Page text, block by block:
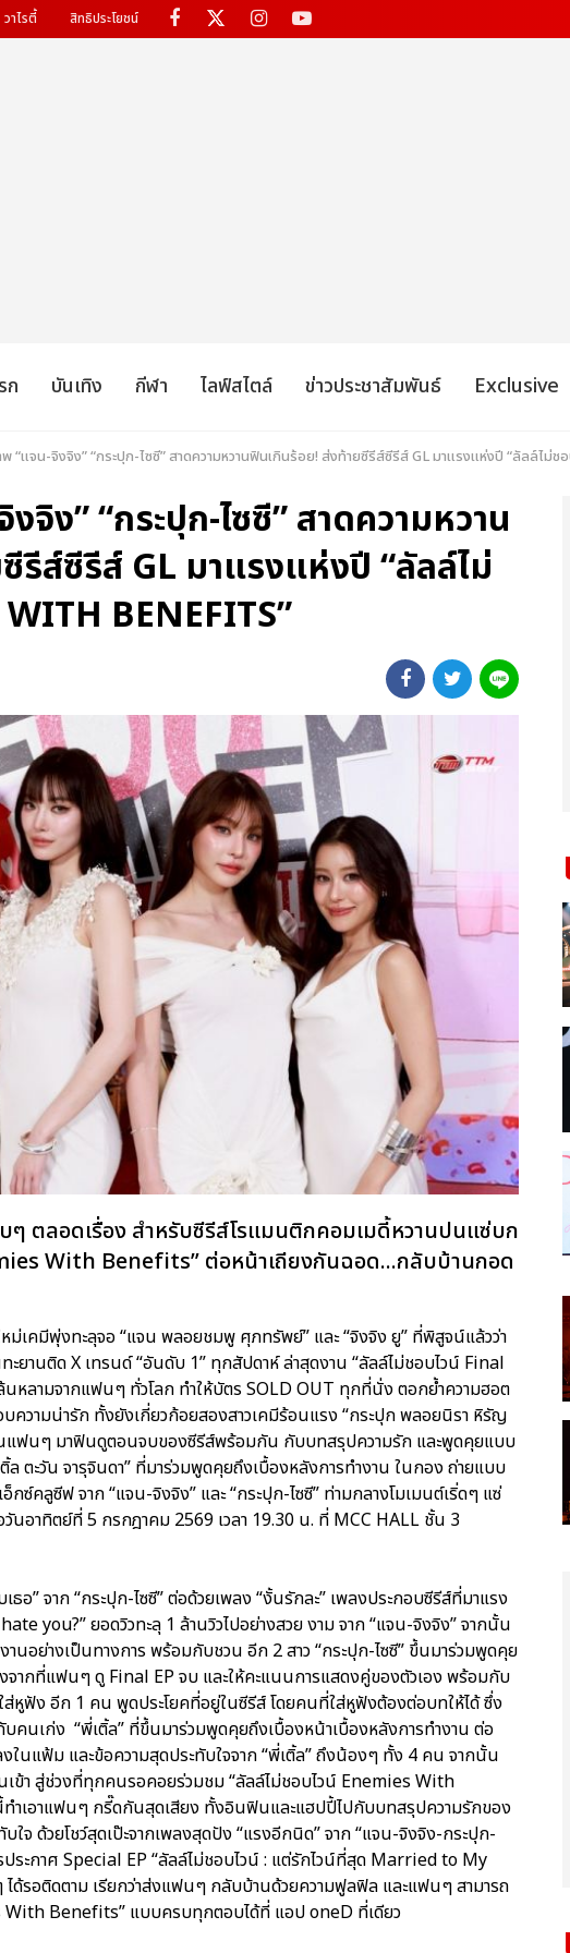
วาไรตี้ สิทธิประโยชน์
ก บันเทิง กีฬา ไลฟ์สไตล์ ข่าวประชาสัมพันธ์ Exclusive
“แจน-จิงจิง” “กระปุก-ไซซี” สาดความหวานฟินเกินร้อย! ส่งท้ายซีรีส์ซีรีส์ GL มาแรงแห่งปี “ลัลล์ไม่
จิง” “กระปุก-ไซซี” สาดความหวาน
รีส์ซีรีส์ GL มาแรงแห่งปี “ลัลล์ไม่
BENEFITS”
ตลอดเรื่อง สำหรับซีรีส์โรแมนติกคอมเมดี้หวานปนแซ่บก
With Benefits” ต่อหน้าเถียงกันฉอด...กลับบ้านกอด
เคมีพุ่งทะลุจอ “แจน พลอยชมพู ศุภทรัพย์” และ “จิงจิง ยู” ที่พิสูจน์แล้วว่า
ยานติด X เทรนด์ “อันดับ 1” ทุกสัปดาห์ ล่าสุดงาน “ลัลล์ไม่ชอบไวน์ Final
นหลามจากแฟนๆ ทั่วโลก ทำให้บัตร SOLD OUT ทุกที่นั่ง ตอกย้ำความฮอต
ความน่ารัก ทั้งยังเกี่ยวก้อยสองสาวเคมีร้อนแรง “กระปุก พลอยนิรา หิรัญ
วนแฟนๆ มาฟินดูตอนจบของซีรีส์พร้อมกัน กับบทสรุปความรัก และพูดคุยแบบ
ตะวัน จารุจินดา” ที่มาร่วมพูดคุยถึงเบื้องหลังการทำงาน ในกอง ถ่ายแบบ
กซ์คลูซีฟ จาก “แจน-จิงจิง” และ “กระปุก-ไซซี” ท่ามกลางโมเมนต์เริ่ดๆ แซ่
นอาทิตย์ที่ 5 กรกฎาคม 2569 เวลา 19.30 น. ที่ MCC HALL ชั้น 3
ธอ” จาก “กระปุก-ไซซี” ต่อด้วยเพลง “งั้นรักละ” เพลงประกอบซีรีส์ที่มาแรง
you?” ยอดวิวทะลุ 1 ล้านวิวไปอย่างสวย งาม จาก “แจน-จิงจิง” จากนั้น
นอย่างเป็นทางการ พร้อมกับชวน อีก 2 สาว “กระปุก-ไซซี” ขึ้นมาร่วมพูดคุย
จากที่แฟนๆ ดู Final EP จบ และให้คะแนนการแสดงคู่ของตัวเอง พร้อมกับ
หูฟัง อีก 1 คน พูดประโยคที่อยู่ในซีรีส์ โดยคนที่ใส่หูฟังต้องต่อบทให้ได้ ซึ่ง
คนเก่ง “พี่เติ้ล” ที่ขึ้นมาร่วมพูดคุยถึงเบื้องหน้าเบื้องหลังการทำงาน ต่อ
นแฟ้ม และข้อความสุดประทับใจจาก “พี่เติ้ล” ถึงน้องๆ ทั้ง 4 คน จากนั้น
ข้า สู่ช่วงที่ทุกคนรอคอยร่วมชม “ลัลล์ไม่ชอบไวน์ Enemies With
เอาแฟนๆ กรี๊ดกันสุดเสียง ทั้งอินฟินและแฮปปี้ไปกับบทสรุปความรักของ
ใจ ด้วยโชว์สุดเป๊ะจากเพลงสุดปัง “แรงอีกนิด” จาก “แจน-จิงจิง-กระปุก-
รประกาศ Special EP “ลัลล์ไม่ชอบไวน์ : แต่รักไวน์ที่สุด Married to My
ด้รอติดตาม เรียกว่าส่งแฟนๆ กลับบ้านด้วยความฟูลฟิล และแฟนๆ สามารถ
With Benefits” แบบครบทุกตอบได้ที่ แอป oneD ที่เดียว